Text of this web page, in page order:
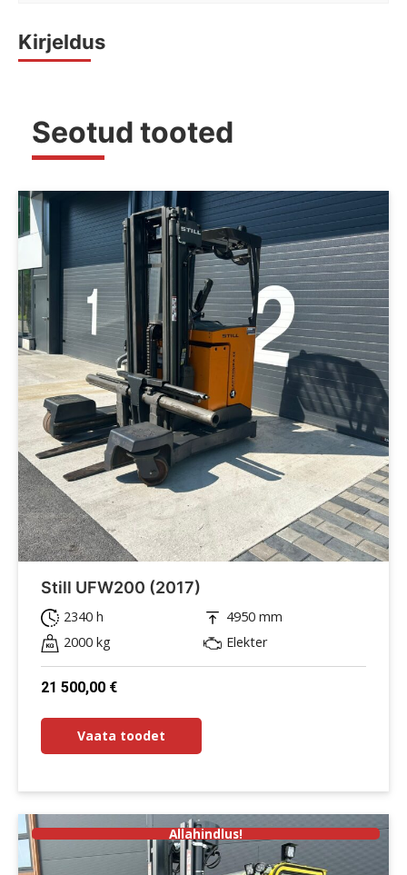
Kirjeldus
Seotud tooted
Still UFW200 (2017)
2340 h
4950 mm
2000 kg
Elekter
21 500,00 €
Vaata toodet
Allahindlus!